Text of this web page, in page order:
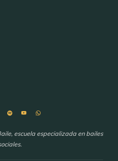
escuela especializada en bailes